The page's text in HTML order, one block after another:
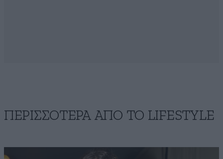
ΠΕΡΙΣΣΟΤΕΡΑ ΑΠΟ ΤΟ LIFESTYLE